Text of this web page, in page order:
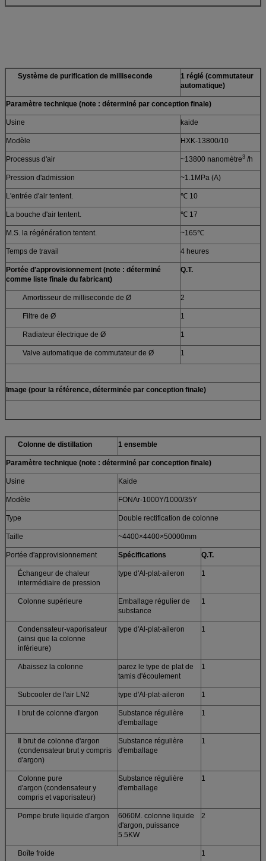
Système de purification de milliseconde
1 réglé (commutateur
automatique)
Paramètre technique (note : déterminé par conception finale)
Usine kaide
Modèle HXK-13800/10
Processus d'air ~13800 nanomètre3 /h
Pression d'admission ~1.1MPa (A)
L'entrée d'air tentent. ℃ 10
La bouche d'air tentent. ℃ 17
M.S. la régénération tentent. ~165℃
Temps de travail 4 heures
Portée d'approvisionnement (note : déterminé
comme liste finale du fabricant)
Q.T.
Amortisseur de milliseconde de Ø 2
Filtre de Ø 1
Radiateur électrique de Ø 1
Valve automatique de commutateur de Ø 1
Image (pour la référence, déterminée par conception finale)
Colonne de distillation 1 ensemble
Paramètre technique (note : déterminé par conception finale)
Usine Kaide
Modèle FONAr-1000Y/1000/35Y
Type Double rectification de colonne
Taille ~4400×4400×50000mm
Portée d'approvisionnement Spécifications Q.T.
Échangeur de chaleur
intermédiaire de pression
type d'Al-plat-aileron 1
Colonne supérieure
Emballage régulier de
substance
1
Condensateur-vaporisateur
(ainsi que la colonne
inférieure)
type d'Al-plat-aileron 1
Abaissez la colonne
parez le type de plat de
tamis d'écoulement
1
Subcooler de l'air LN2 type d'Al-plat-aileron 1
Ⅰ brut de colonne d'argon
Substance régulière
d'emballage
1
Ⅱ brut de colonne d'argon
(condensateur brut y compris
d'argon)
Substance régulière
d'emballage
1
Colonne pure
d'argon (condensateur y
compris et vaporisateur)
Substance régulière
d'emballage
1
Pompe brute liquide d'argon
6060M. colonne liquide
d'argon, puissance
5.5KW
2
Boîte froide 1